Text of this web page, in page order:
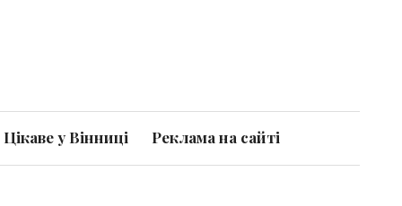
Цікаве у Вінниці Реклама на сайті